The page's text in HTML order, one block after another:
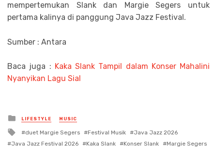
mempertemukan Slank dan Margie Segers untuk
pertama kalinya di panggung Java Jazz Festival.
Sumber : Antara
Baca juga : Kaka Slank Tampil dalam Konser Mahalini
Nyanyikan Lagu Sial
Posted
in
LIFESTYLE MUSIC
Tagged
with
duet Margie Segers Festival Musik
Java Jazz 2026
Java Jazz Festival 2026
Kaka Slank Konser Slank
Margie Segers